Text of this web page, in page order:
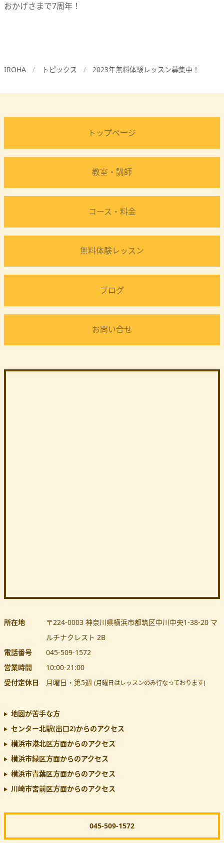
IROHA トピックス 2023年無料体験レッスン募集中！
おかげさまで7周年！
トップページ
教室・講師
コース・料金
無料体験レッスン
ブログ
お問い合せ
所在地 〒224-0003 神奈川県横浜市都筑区中川中央1-38-20 マ
ルチナクレスト 2B
電話番号
045-509-1572
営業時間
10:00-21:00
受付定休日
月曜日・第5週 (月曜日はレッスンのみ行なっております)
地図が苦手な方
センター北駅(出口2)からのアクセス
横浜市港北区方面からのアクセス
横浜市緑区方面からのアクセス
横浜市青葉区方面からのアクセス
川崎市宮前区方面からのアクセス
045-509-1572